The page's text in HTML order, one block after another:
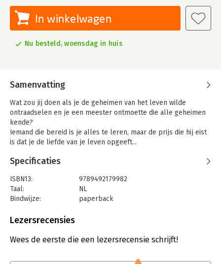
In winkelwagen
Nu besteld, woensdag in huis
Samenvatting
Wat zou jij doen als je de geheimen van het leven wilde
ontraadselen en je een meester ontmoette die alle geheimen
kende?
Iemand die bereid is je alles te leren, maar de prijs die hij eist
is dat je de liefde van je leven opgeeft...
het antwoord vinden op alle vragen van de mensheid?
Lees het op waarheid gebaseerde verhaal van Chaim Vital in De
kabbalist van Geert Kimpen.
Een gedurfd debuut, dat in vijftien talen is verschenen en
Jij betaalt de prijs voor je dromen.
Jij volgt je hart.
Het is heel onverstandig wat je doet, maar uit onverstandige
Specificaties
ISBN13:
9789492179982
Taal:
NL
Bindwijze:
paperback
Uitgever:
Verschijningsdatum:
28-12-2017
Literatuur en romans
Lezersrecensies
Wees de eerste die een lezersrecensie schrijft!